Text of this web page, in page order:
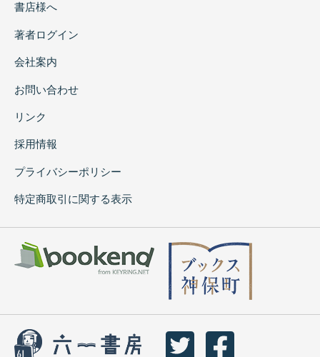
書店様へ
著者ログイン
会社案内
お問い合わせ
リンク
採用情報
プライバシーポリシー
特定商取引に関する表示